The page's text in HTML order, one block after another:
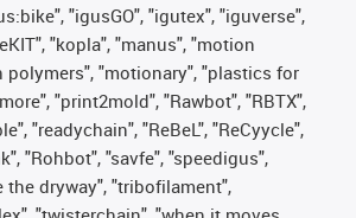
"igusGO", "igutex", "iguverse",
"kopla", "manus", "motion
polymers", "motionary", "plastics for
"print2mold", "Rawbot", "RBTX",
"readychain", "ReBeL", "ReCyycle",
"Rohbot", "savfe", "speedigus",
the dryway", "tribofilament",